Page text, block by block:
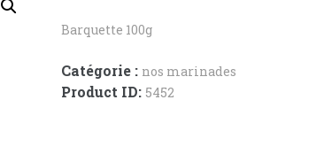
Barquette 100g
Catégorie : nos marinades
Product ID: 5452